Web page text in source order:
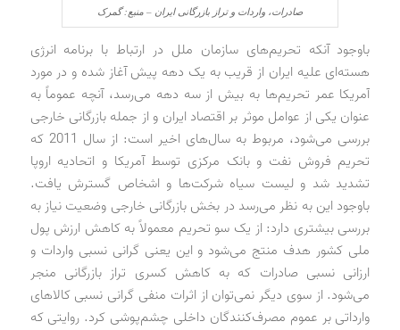
صادرات، واردات و تراز بازرگانی ایران – منبع: گمرک
باوجود آنکه تحریم‌های سازمان ملل در ارتباط با برنامه انرژی
هسته‌ای علیه ایران از قریب به یک دهه پیش آغاز شده و در مورد
آمریکا عمر تحریم‌ها به بیش از سه دهه می‌رسد، آنچه عموماً به
عنوان یکی از عوامل موثر بر اقتصاد ایران و از جمله بازرگانی خارجی
بررسی می‌شود، مربوط به سال‌های اخیر است: از سال 2011 که
تحریم فروش نفت و بانک مرکزی توسط آمریکا و اتحادیه اروپا
تشدید شد و لیست سیاه شرکت‌ها و اشخاص گسترش یافت.
باوجود این به نظر می‌رسد در بخش بازرگانی خارجی وضعیت نیاز به
بررسی بیشتری دارد: از یک سو تحریم معمولاً به کاهش ارزش پول
ملی کشور هدف منتج می‌شود و این یعنی گرانی نسبی واردات و
ارزانی نسبی صادرات که به کاهش کسری تراز بازرگانی منجر
می‌شود. از سوی دیگر نمی‌توان از اثرات منفی گرانی نسبی کالاهای
وارداتی بر عموم مصرف‌کنندگان داخلی چشم‌پوشی کرد. روایتی که